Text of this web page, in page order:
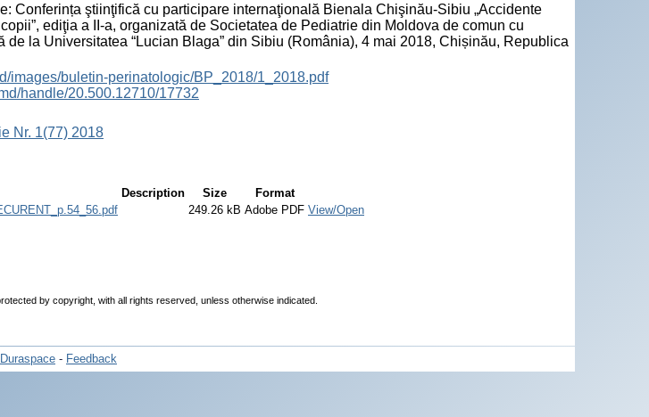
Conferința ştiinţifică cu participare internaţională Bienala Chişinău-Sibiu „Accidente
ediţia a II-a, organizată de Societatea de Pediatrie din Moldova de comun cu
de la Universitatea “Lucian Blaga” din Sibiu (România), 4 mai 2018, Chișinău, Republica
images/buletin-perinatologic/BP_2018/1_2018.pdf
handle/20.500.12710/17732
Nr. 1(77) 2018
Description Size
Format
249.26 kB Adobe PDF View/Open
by copyright, with all rights reserved, unless otherwise indicated.
Duraspace - Feedback